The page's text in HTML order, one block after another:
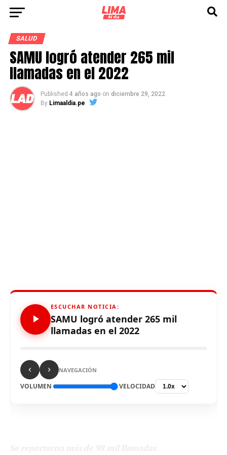
SALUD
SAMU logró atender 265 mil
llamadas en el 2022
Published 4 años ago on diciembre 29, 2022
By Limaaldia.pe
ESCUCHAR NOTICIA:
SAMU logró atender 265 mil
llamadas en el 2022
NAVEGACIÓN
VOLUMEN VELOCIDAD